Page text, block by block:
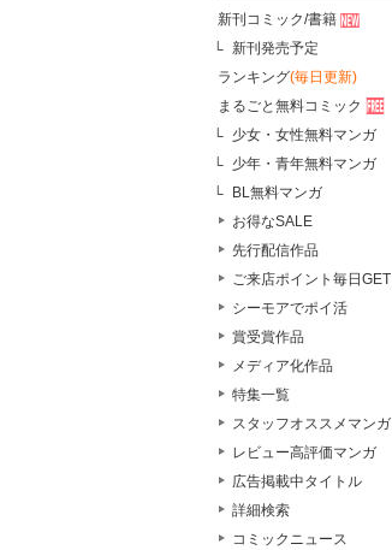
新刊コミック/書籍
新刊発売予定
ランキング(毎日更新)
まるごと無料コミック
少女・女性無料マンガ
少年・青年無料マンガ
BL無料マンガ
お得なSALE
先行配信作品
ご来店ポイント毎日GET
シーモアでポイ活
賞受賞作品
メディア化作品
特集一覧
スタッフオススメマンガ
レビュー高評価マンガ
広告掲載中タイトル
詳細検索
コミックニュース